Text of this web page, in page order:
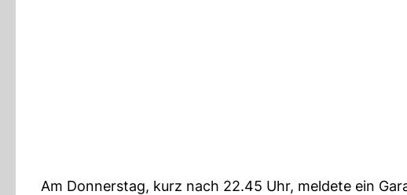
Am Donnerstag, kurz nach 22.45 Uhr, meldete ein